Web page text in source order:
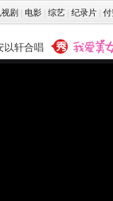
剧 电影 综艺 纪录片
以轩合唱